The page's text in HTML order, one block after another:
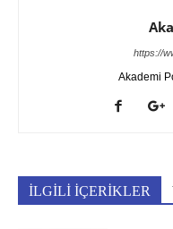
https://
Akademi
İLGİLİ İÇERİKLER